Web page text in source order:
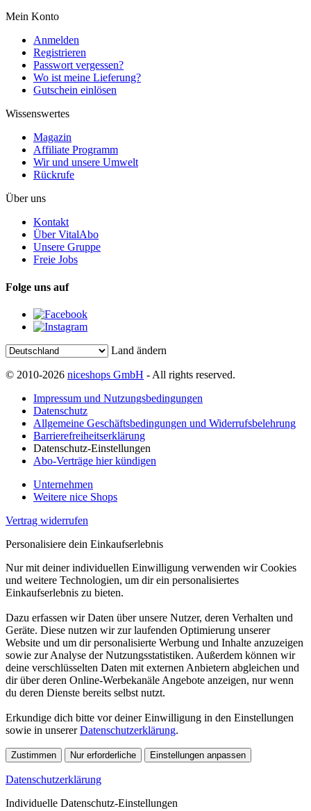
Mein Konto
Anmelden
Registrieren
Passwort vergessen?
Wo ist meine Lieferung?
Gutschein einlösen
Wissenswertes
Magazin
Affiliate Programm
Wir und unsere Umwelt
Rückrufe
Über uns
Kontakt
Über VitalAbo
Unsere Gruppe
Freie Jobs
Folge uns auf
Land ändern
© 2010-2026 niceshops GmbH - All rights reserved.
Impressum und Nutzungsbedingungen
Datenschutz
Allgemeine Geschäftsbedingungen und Widerrufsbelehrung
Barrierefreiheitserklärung
Datenschutz-Einstellungen
Abo-Verträge hier kündigen
Unternehmen
Weitere nice Shops
Vertrag widerrufen
Personalisiere dein Einkaufserlebnis
Nur mit deiner individuellen Einwilligung verwenden wir Cookies
und weitere Technologien, um dir ein personalisiertes
Einkaufserlebnis zu bieten.
Dazu erfassen wir Daten über unsere Nutzer, deren Verhalten und
Geräte. Diese nutzen wir zur laufenden Optimierung unserer
Website und um dir personalisierte Werbung und Inhalte anzuzeigen
sowie zur Analyse der Nutzungsstatistiken. Außerdem können wir
deine verschlüsselten Daten mit externen Anbietern abgleichen und
dir über deren Online-Werbekanäle Angebote anzeigen, nur wenn
du deren Dienste bereits selbst nutzt.
Erkundige dich bitte vor deiner Einwilligung in den Einstellungen
sowie in unsererDatenschutzerklärung.
Zustimmen Nur erforderliche Einstellungen anpassen
Datenschutzerklärung
Individuelle Datenschutz-Einstellungen